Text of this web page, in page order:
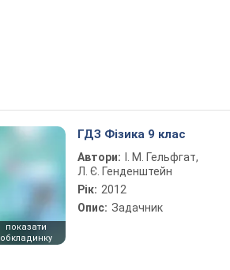
показати
обкладинку
ГДЗ Фізика 9 клас
Автори:
І. М. Гельфгат,
Л. Є. Генденштейн
Рік: 2012
Опис: Задачник